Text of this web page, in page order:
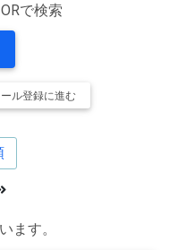
で検索
ル登録に進む
ます。